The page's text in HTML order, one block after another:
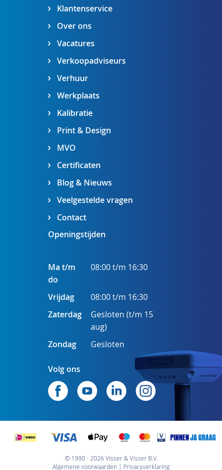
Klantenservice
Over ons
Vacatures
Verkoopadviseurs
Verhuur
Werkplaats
Kalibratie
Print & Design
MVO
Certificaten
Blog & Nieuws
Veelgestelde vragen
Contact
Openingstijden
Ma t/m
do
08:00 t/m 16:30
Vrijdag
08:00 t/m 16:30
Zaterdag
Gesloten (t/m 15
aug)
Zondag
Gesloten
Volg ons
© 1990 - 2026 Visser & Visser B.V.
Algemene voorwaarden
Privacyverklaring